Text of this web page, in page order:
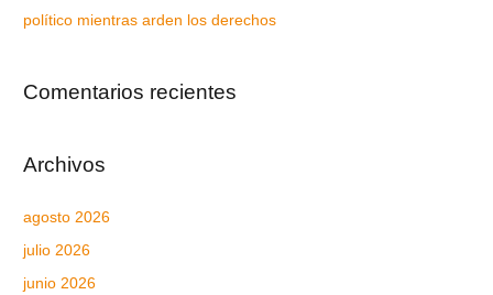
político mientras arden los derechos
Comentarios recientes
Archivos
agosto 2026
julio 2026
junio 2026